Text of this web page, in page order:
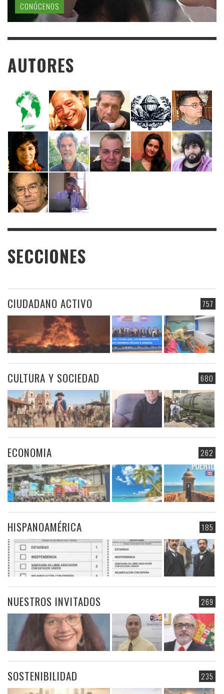
CONÓCENOS
AUTORES
SECCIONES
757
CIUDADANO ACTIVO
680
CULTURA Y SOCIEDAD
262
ECONOMIA
185
HISPANOAMÉRICA
269
NUESTROS INVITADOS
235
SOSTENIBILIDAD